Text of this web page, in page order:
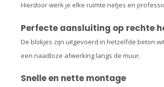
Hierdoor werk je elke ruimte netjes en
Perfecte aansluiting op rechte
De blokjes zijn uitgevoerd in hetzelfde beton
een naadloze afwerking langs de muur.
Snelle en nette montage